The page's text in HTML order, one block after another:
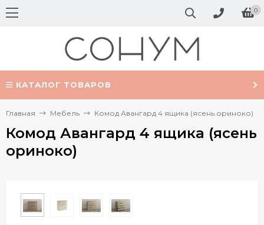
0
КАТАЛОГ ТОВАРОВ
Главная Мебель Комод Авангард 4 ящика (ясень ориноко)
Комод Авангард 4 ящика (ясень
ориноко)